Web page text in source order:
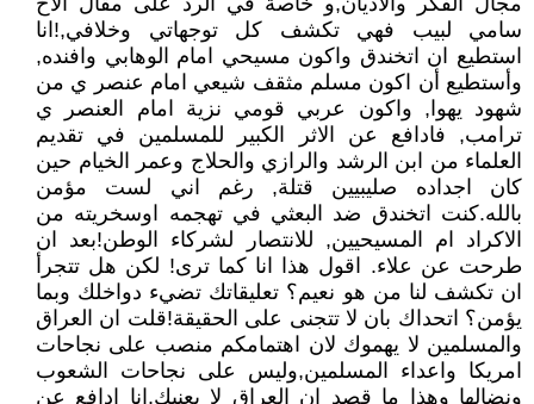
سامي لبيب فهي تكشف كل توجهاتي وخلافي,!انا
استطيع ان اتخندق واكون مسيحي امام الوهابي وافنده,
وأستطيع أن اكون مسلم مثقف شيعي امام عنصر ي من
شهود يهوا, واكون عربي قومي نزية امام العنصر ي
ترامب, فادافع عن الاثر الكبير للمسلمين في تقديم
العلماء من ابن الرشد والرازي والحلاج وعمر الخيام حين
كان اجداده صليبيين قتلة, رغم اني لست مؤمن
بالله.كنت اتخندق ضد البعثي في تهجمه اوسخريته من
الاكراد ام المسيحيين, للانتصار لشركاء الوطن!بعد ان
طرحت عن علاء. اقول هذا انا كما ترى! لكن هل تتجرأ
ان تكشف لنا من هو نعيم؟ تعليقاتك تضيء دواخلك وبما
يؤمن؟ اتحداك بان لا تتجنى على الحقيقة!قلت ان العراق
والمسلمين لا يهموك لان اهتمامكم منصب على نجاحات
امريكا واعداء المسلمين,وليس على نجاحات الشعوب
ونضالها وهذا ما قصد ان العراق لا يعنيك.انا ادافع عن